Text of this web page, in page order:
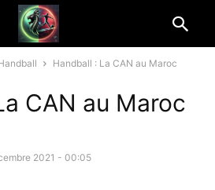
Handball : La CAN au Maroc
CAN au Maroc
2021 - 00:05